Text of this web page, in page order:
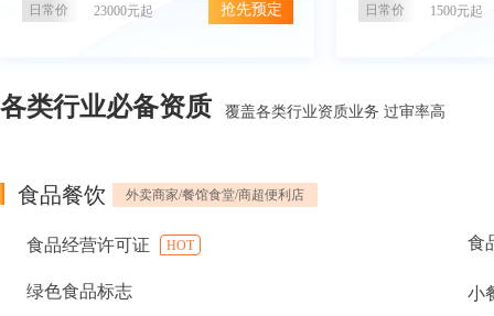
日常价 23000元起 抢先预定 日常价 1500元起
各类行业必备资质 覆盖各类行业资质业务 过审率高
食品餐饮 外卖商家/餐馆食堂/商超便利店
食品经营许可证 HOT 食
绿色食品标志 小